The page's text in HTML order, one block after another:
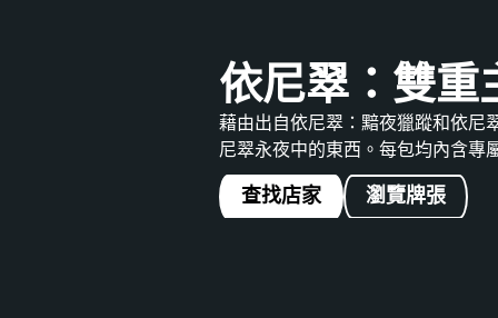
依尼翠：雙重
藉由出自依尼翠：黯夜獵蹤和依尼
尼翠永夜中的東西。每包均內含專
查找店家 瀏覽牌張